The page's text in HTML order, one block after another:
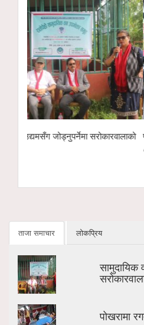
पोखरामा रगत अभाव हुन नदिन
ताजा समाचार लोकप्रिय
सामुदायिक
पोखरामा